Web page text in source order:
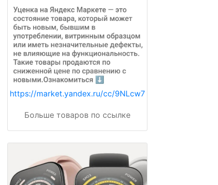
https://market.yandex.ru/cc/9NLcw7
Больше товаров по ссылке